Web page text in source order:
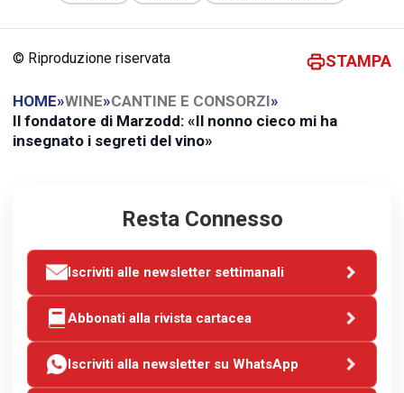
© Riproduzione riservata STAMPA
HOME»WINE»CANTINE E CONSORZI»
Il fondatore di Marzodd: «Il nonno cieco mi ha
insegnato i segreti del vino»
Resta Connesso
Iscriviti alle newsletter settimanali
Abbonati alla rivista cartacea
Iscriviti alla newsletter su WhatsApp